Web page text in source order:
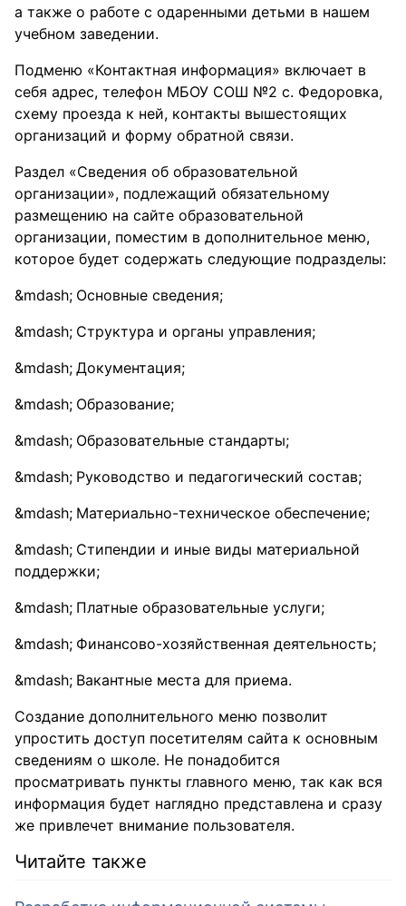
а также о работе с одаренными детьми в нашем
учебном заведении.
Подменю «Контактная информация» включает в
себя адрес, телефон МБОУ СОШ №2 с. Федоровка,
схему проезда к ней, контакты вышестоящих
организаций и форму обратной связи.
Раздел «Сведения об образовательной
организации», подлежащий обязательному
размещению на сайте образовательной
организации, поместим в дополнительное меню,
которое будет содержать следующие подразделы:
Основные сведения;
Структура и органы управления;
Документация;
Образование;
Образовательные стандарты;
Руководство и педагогический состав;
Материально-техническое обеспечение;
Стипендии и иные виды материальной
поддержки;
Платные образовательные услуги;
Финансово-хозяйственная деятельность;
Вакантные места для приема.
Создание дополнительного меню позволит
упростить доступ посетителям сайта к основным
сведениям о школе. Не понадобится
просматривать пункты главного меню, так как вся
информация будет наглядно представлена и сразу
же привлечет внимание пользователя.
Читайте также